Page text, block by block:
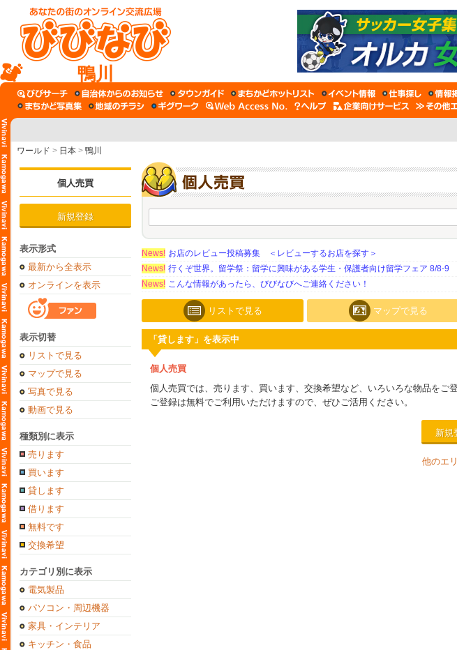
鴨川
ワールド > 日本 > 鴨川
個人売買
新規登録
表示形式
最新から全表示
オンラインを表示
表示切替
リストで見る
マップで見る
写真で見る
動画で見る
種類別に表示
売ります
買います
貸します
借ります
無料です
交換希望
カテゴリ別に表示
電気製品
パソコン・周辺機器
家具・インテリア
キッチン・食品
News! お店のレビュー投稿募集 ＜レビューするお店を探す＞
News! 行くぞ世界。留学祭：留学に興味がある学生・保護者向け留学フェア 8/8-9
News! こんな情報があったら、びびなびへご連絡ください！
リストで見る マップで見る
「貸します」を表示中
個人売買
個人売買では、売ります、買います、交換希望など、いろいろな物品をご
ご登録は無料でご利用いただけますので、ぜひご活用ください。
新規
他のエ